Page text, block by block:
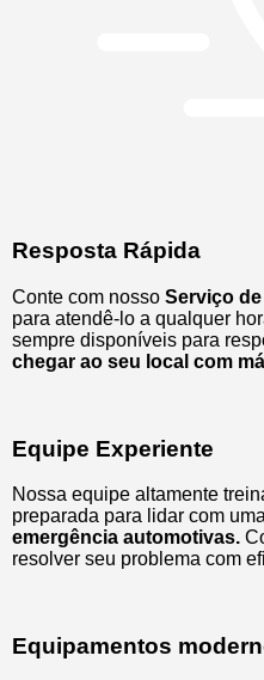
Resposta Rápida
Conte com nosso Serviço
para atendê-lo a qualquer
sempre disponíveis para
chegar ao seu local com
Equipe Experiente
Nossa equipe altamente
preparada para lidar com
emergência automotivas.
resolver seu problema com
Equipamentos